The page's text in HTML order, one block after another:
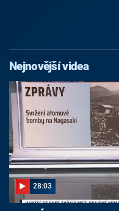
Nejnovější videa
28:03